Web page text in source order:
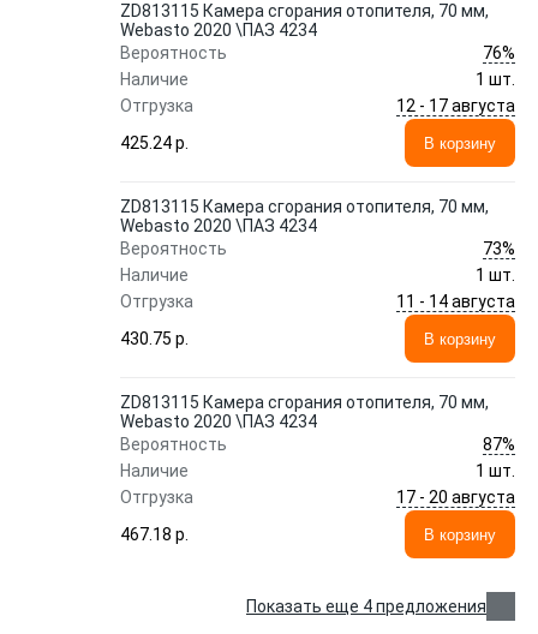
ZD813115 Камера сгорания отопителя, 70 мм,
Webasto 2020 \ПАЗ 4234
Вероятность
76%
Наличие
1 шт.
Отгрузка
12 - 17 августа
425.24 p.
В корзину
ZD813115 Камера сгорания отопителя, 70 мм,
Webasto 2020 \ПАЗ 4234
Вероятность
73%
Наличие
1 шт.
Отгрузка
11 - 14 августа
430.75 p.
В корзину
ZD813115 Камера сгорания отопителя, 70 мм,
Webasto 2020 \ПАЗ 4234
Вероятность
87%
Наличие
1 шт.
Отгрузка
17 - 20 августа
467.18 p.
В корзину
Показать еще 4 предложения